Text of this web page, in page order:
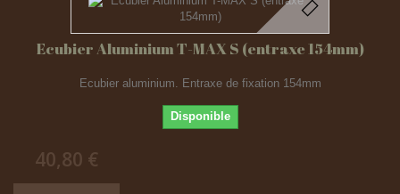
Ecubier Aluminium T-MAX S (entraxe 154mm)
Ecubier aluminium. Entraxe de fixation 154mm
Disponible
40,80 €